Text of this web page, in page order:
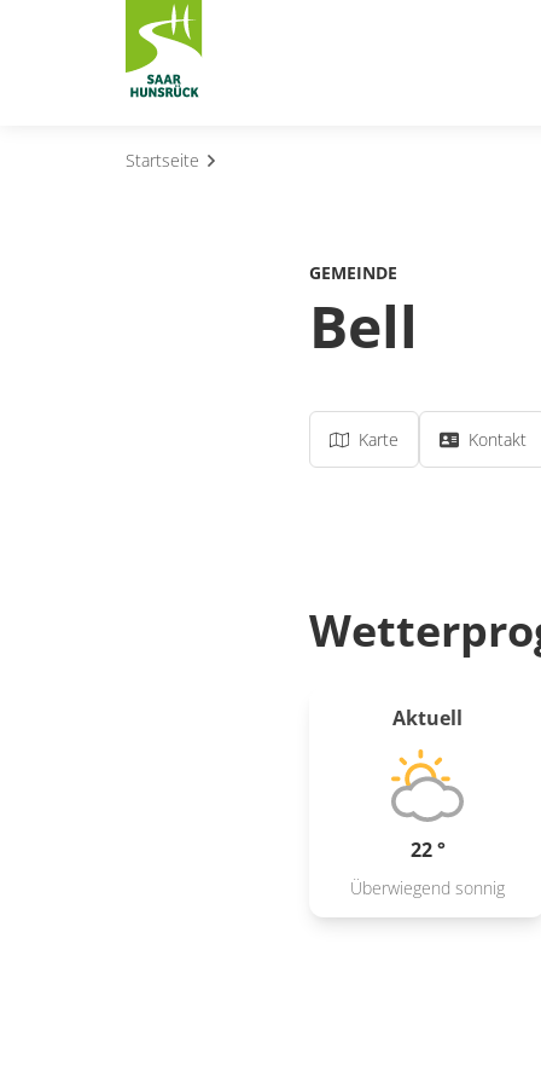
Zum Hauptinhalt springen
Startseite
GEMEINDE
Bell
Karte Kontakt
Aktuell
22 °
Überwiegend sonnig